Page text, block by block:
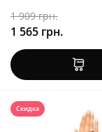
1 909 грн.
1 565 грн.
Скидка